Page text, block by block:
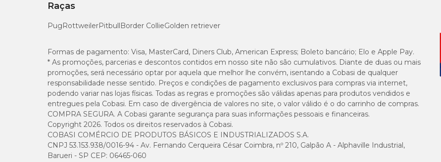
Raças
PugRottweilerPitbullBorder CollieGolden retriever
Formas de pagamento: Visa, MasterCard, Diners Club, American Express; Boleto bancário; Elo e Apple Pay.
* As promoções, parcerias e descontos contidos em nosso site não são cumulativos. Diante de duas ou mais
promoções, será necessário optar por aquela que melhor lhe convém, isentando a Cobasi de qualquer
responsabilidade nesse sentido. Preços e condições de pagamento exclusivos para compras via internet,
podendo variar nas lojas físicas. Todas as regras e promoções são válidas apenas para produtos vendidos e
entregues pela Cobasi. Em caso de divergência de valores no site, o valor válido é o do carrinho de compras.
COMPRA SEGURA. A Cobasi garante segurança para suas informações pessoais e financeiras.
Copyright 2026. Todos os direitos reservados à Cobasi.
COBASI COMÉRCIO DE PRODUTOS BÁSICOS E INDUSTRIALIZADOS S.A.
CNPJ 53.153.938/0016-94 - Av. Fernando Cerqueira César Coimbra, nº 210, Galpão A - Alphaville Industrial,
Barueri - SP CEP: 06465-060